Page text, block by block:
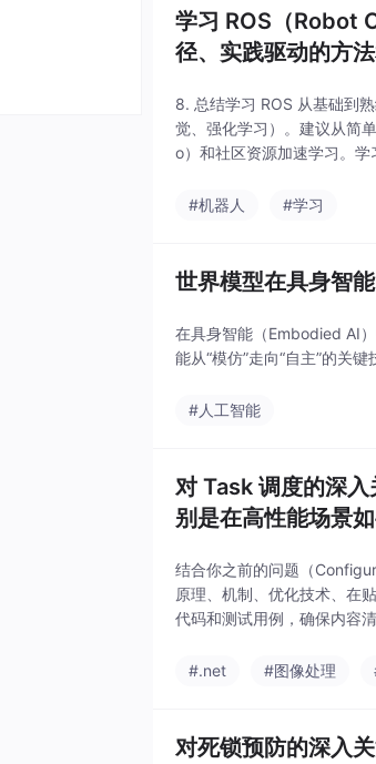
学习 ROS（Robot
径、实践驱动的方
8. 总结学习 ROS 从基础到
觉、强化学习）。建议从简
o）和社区资源加速学习。
#机器人
#学习
世界模型在具身智
在具身智能（Embodied AI
能从“模仿”走向“自主”的关键
#人工智能
对 Task 调度的深
别是在高性能场景
结合你之前的问题（
原理、机制、优化技术、在
代码和测试用例，确保内容
#.net
#图像处理
对死锁预防的深入